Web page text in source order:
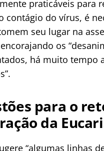
praticáveis ​​para
contágio do vírus, é
seu lugar na
os
há muito tempo
para o
da
“algumas linhas